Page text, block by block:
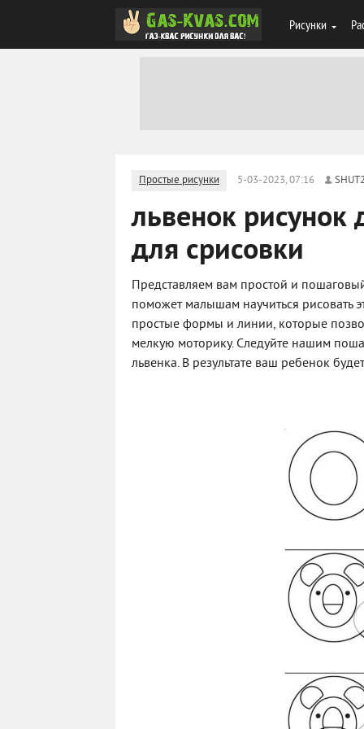
Рисунки
Простые рисунки 5-03-2023, 07:16
львенок рисунок
для срисовки
Представляем вам простой и
поможет малышам научиться рисовать
простые формы и линии, которые
мелкую моторику. Следуйте нашим
львенка. В результате ваш ребенок